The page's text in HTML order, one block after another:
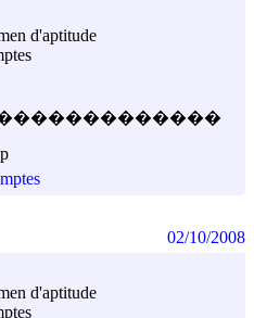
d'aptitude
d'aptitude
02/10/2008